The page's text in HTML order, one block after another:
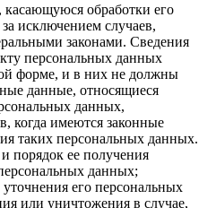
обработки его
исключением случаев,
законами. Сведения
персональных данных
форме, и в них не должны
данные, относящиеся
данных,
когда имеются законные
таких персональных данных.
порядок ее получения
данных;
уточнения его персональных
или уничтожения в случае,